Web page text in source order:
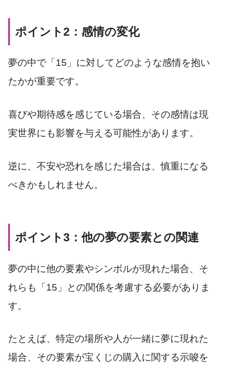
ポイント2：感情の変化
夢の中で「15」に対してどのような感情を抱い
たかが重要です。
喜びや期待感を感じている場合、その感情は現
実世界にも影響を与える可能性があります。
逆に、不安や恐れを感じた場合は、慎重になる
べきかもしれません。
ポイント3：他の夢の要素との関連
夢の中に他の要素やシンボルが現れた場合、そ
れらも「15」との関係を考慮する必要がありま
す。
たとえば、特定の場所や人が一緒に夢に現れた
場合、その要素が宝くじの購入に関する示唆を